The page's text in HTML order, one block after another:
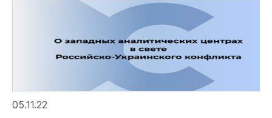
05.11.22